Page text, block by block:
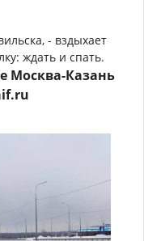
- вздыхает
ждать и спать.
Москва-Казань